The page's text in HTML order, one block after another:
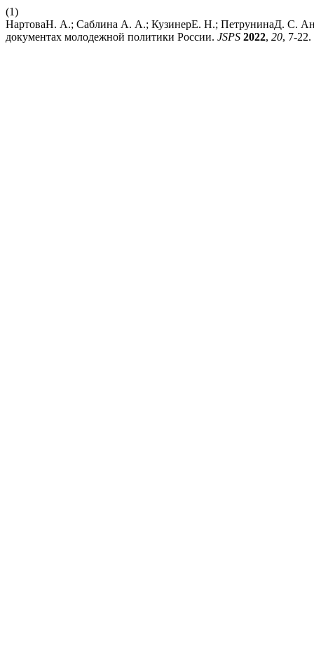
(1)
НартоваН. А.; Саблина А. А.; КузинерЕ. Н.; ПетрунинаД. С.
документах молодежной политики России. JSPS 2022, 20, 7-22.